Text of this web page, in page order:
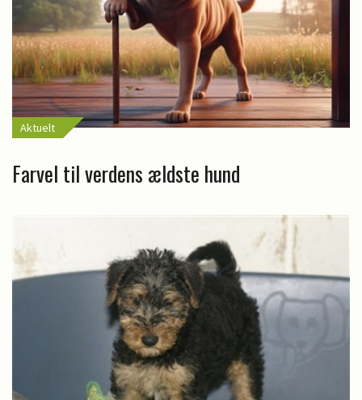
Aktuelt
Farvel til verdens ældste hund